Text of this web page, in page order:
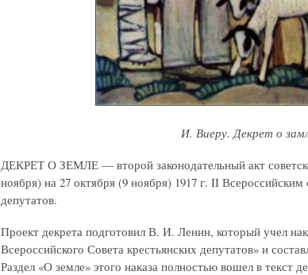
И. Виеру. Декрет о
ДЕКРЕТ О ЗЕМЛЕ — второй законодательный акт
ноября) на 27 октября (9 ноября) 1917 г. II
депутатов.
Проект декрета подготовил В. И. Ленин, который учел
Всероссийского Совета крестьянских депутатов» и
Раздел «О земле» этого наказа полностью вошел в текст